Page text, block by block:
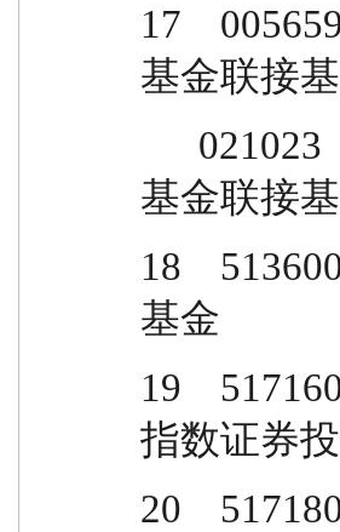
17
基金联接
基金联接
18
基金
19
指数证券
20